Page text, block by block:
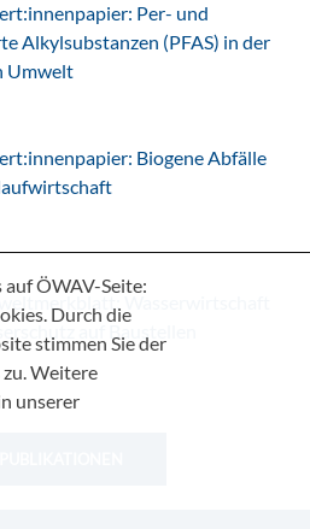
Per- und
Alkylsubstanzen (PFAS) in der
Umwelt
Biogene Abfälle
ÖWAV-Seite:
Durch die
stimmen Sie der
Weitere
unserer